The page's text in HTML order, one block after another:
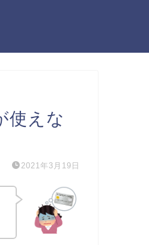
使えな
2021年3月19日